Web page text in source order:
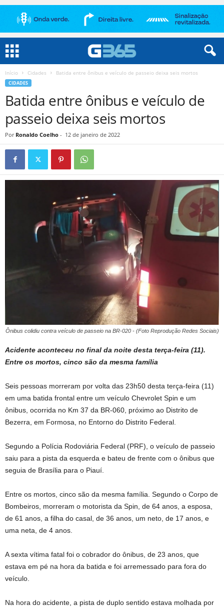
Início Cidades Batida entre ônibus e veículo de passeio deixa seis mortos
CIDADES
Batida entre ônibus e veículo de
passeio deixa seis mortos
Por Ronaldo Coelho - 12 de janeiro de 2022
Ônibus colidiu contra veículo de passeio na BR-020 - (Foto Reprodução Redes Sociais)
Acidente aconteceu no final da noite desta terça-feira (11).
Entre os mortos, cinco são da mesma família
Seis pessoas morreram por volta das 23h50 desta terça-feira (11)
em uma batida frontal entre um veículo Chevrolet Spin e um
ônibus, ocorrida no Km 37 da BR-060, próximo ao Distrito de
Bezerra, em Formosa, no Entorno do Distrito Federal.
Segundo a Polícia Rodoviária Federal (PRF), o veículo de passeio
saiu para a pista da esquerda e bateu de frente com o ônibus que
seguia de Brasília para o Piauí.
Entre os mortos, cinco são da mesma família. Segundo o Corpo de
Bombeiros, morreram o motorista da Spin, de 64 anos, a esposa,
de 61 anos, a filha do casal, de 36 anos, um neto, de 17 anos, e
uma neta, de 4 anos.
A sexta vítima fatal foi o cobrador do ônibus, de 23 anos, que
estava em pé na hora da batida e foi arremessado para fora do
veículo.
Na hora do acidente, a pista de duplo sentido estava molhada por